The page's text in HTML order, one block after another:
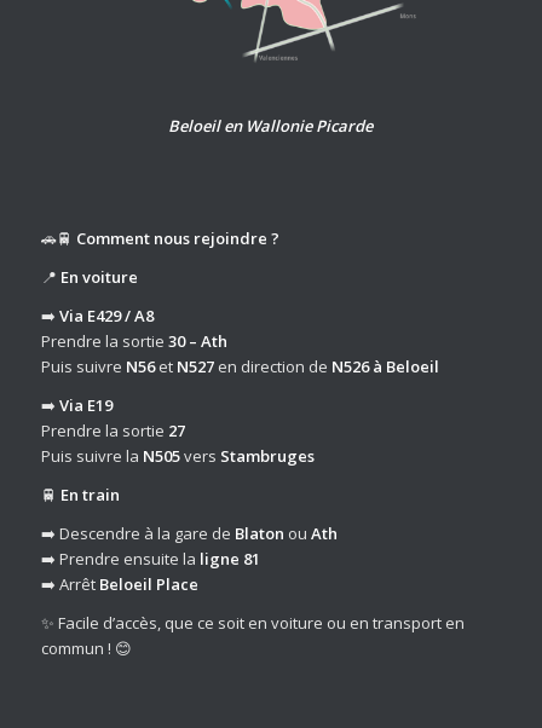
Beloeil en Wallonie Picarde
🚗🚆 Comment nous rejoindre ?
📍 En voiture
➡️ Via E429 / A8
Prendre la sortie 30 – Ath
Puis suivre N56et N527en direction de N526 à Beloeil
➡️ Via E19
Prendre la sortie 27
Puis suivre la N505vers Stambruges
🚆 En train
➡️ Descendre à la gare de Blaton ou Ath
➡️ Prendre ensuite la ligne 81
➡️ Arrêt Beloeil Place
✨ Facile d’accès, que ce soit en voiture ou en transport en
commun ! 😊